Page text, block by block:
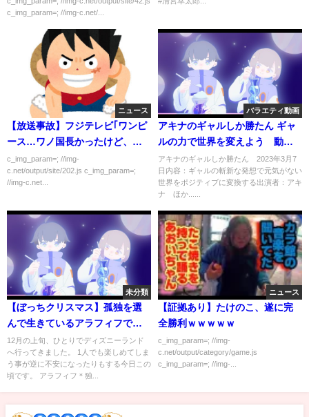
c_img_param=; //img-c.net/...
ニュース
【放送事故】フジテレビ｢ワンピ
ース…ワノ国長かったけど、、
読んでます？｣
c_img_param=; //img-
c.net/output/site/202.js c_img_param=;
//img-c.net...
バラエティ動画
アキナのギャルしか勝たん ギャ
ルの力で世界を変えよう 動
画 3月7日
アキナのギャルしか勝たん 2023年3月7
日内容：ギャルの斬新な発想で元気がない
世界をポジティブに変換する出演者：アキ
ナ ほか......
未分類
【ぼっちクリスマス】孤独を選
んで生きているアラフィフでも
クリスマスは楽しみたい！クリ
スマスらしい予定が何も無いの
で、1人でディズニーランドに行
12月の上旬、ひとりでディズニーランド
へ行ってきました。 1人でも楽しめてしま
う事が逆に不安になったりもする今日この
頃です。 アラフィフ＊独...
ニュース
【証拠あり】たけのこ、遂に完
全勝利ｗｗｗｗｗ
c_img_param=; //img-
c.net/output/category/game.js
c_img_param=; //img-...